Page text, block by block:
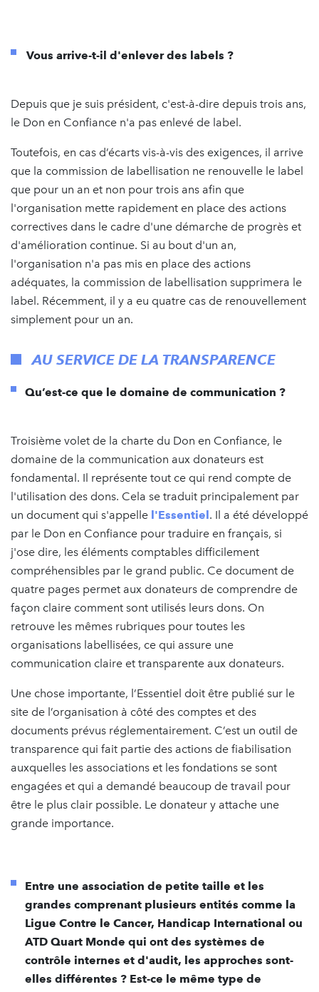
Vous arrive-t-il d'enlever des labels ?
Depuis que je suis président, c'est-à-dire depuis trois ans,
le Don en Confiance n'a pas enlevé de label.
Toutefois, en cas d’écarts vis-à-vis des exigences, il arrive
que la commission de labellisation ne renouvelle le label
que pour un an et non pour trois ans afin que
l'organisation mette rapidement en place des actions
correctives dans le cadre d'une démarche de progrès et
d'amélioration continue. Si au bout d'un an,
l'organisation n'a pas mis en place des actions
adéquates, la commission de labellisation supprimera le
label. Récemment, il y a eu quatre cas de renouvellement
simplement pour un an.
AU SERVICE DE LA TRANSPARENCE
Qu’est-ce que le domaine de communication ?
Troisième volet de la charte du Don en Confiance, le
domaine de la communication aux donateurs est
fondamental. Il représente tout ce qui rend compte de
l'utilisation des dons. Cela se traduit principalement par
un document qui s'appelle l'Essentiel. Il a été développé
par le Don en Confiance pour traduire en français, si
j'ose dire, les éléments comptables difficilement
compréhensibles par le grand public. Ce document de
quatre pages permet aux donateurs de comprendre de
façon claire comment sont utilisés leurs dons. On
retrouve les mêmes rubriques pour toutes les
organisations labellisées, ce qui assure une
communication claire et transparente aux donateurs.
Une chose importante, l’Essentiel doit être publié sur le
site de l’organisation à côté des comptes et des
documents prévus réglementairement. C’est un outil de
transparence qui fait partie des actions de fiabilisation
auxquelles les associations et les fondations se sont
engagées et qui a demandé beaucoup de travail pour
être le plus clair possible. Le donateur y attache une
grande importance.
Entre une association de petite taille et les
grandes comprenant plusieurs entités comme la
Ligue Contre le Cancer, Handicap International ou
ATD Quart Monde qui ont des systèmes de
contrôle internes et d'audit, les approches sont-
elles différentes ? Est-ce le même type de